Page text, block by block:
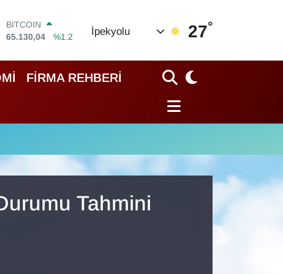
BITCOIN
65.130,04
%1.2
47,7106
%0.17
EURO
55,1652
%0.27
GRAM ALTIN
İpekyolu 27°
FİRMA REHBERİ
Tahmini